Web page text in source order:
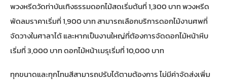
พวงหรีดวัดท่าบันเทิงธรรมดอกไม้สดเริ่มต้นที่ 1,300 บาท พวงหรีด
พัดลมราคาเริ่มที่ 1,900 บาท สามารถเลือกบริการดอกไม้งานศพที่
จัดวางในศาลาได้ และหากเป็นงานใหญ่ที่ต้องการจัดดอกไม้หน้าหีบ
เริ่มที่ 3,000 บาท ดอกไม้หน้าเมรุเริ่มที่ 10,000 บาท
ทุกขนาดและทุกโทนสีสามารถปรับได้ตามต้องการ ไม่มีค่าจัดส่งเพิ่ม